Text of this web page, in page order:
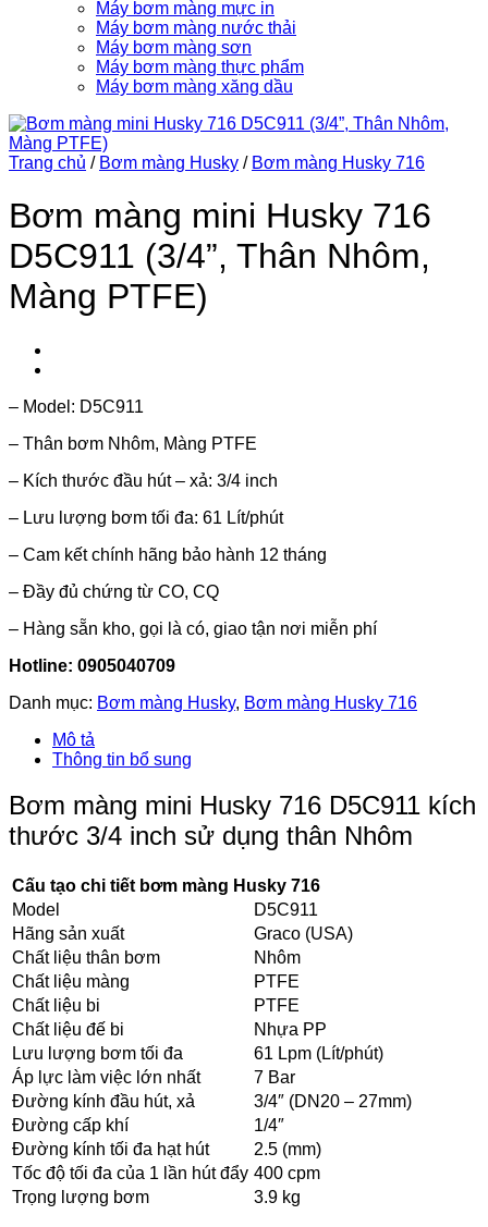
Máy bơm màng mực in
Máy bơm màng nước thải
Máy bơm màng sơn
Máy bơm màng thực phẩm
Máy bơm màng xăng dầu
Trang chủ / Bơm màng Husky / Bơm màng Husky 716
Bơm màng mini Husky 716
D5C911 (3/4”, Thân Nhôm,
Màng PTFE)
– Model: D5C911
– Thân bơm Nhôm, Màng PTFE
– Kích thước đầu hút – xả: 3/4 inch
– Lưu lượng bơm tối đa: 61 Lít/phút
– Cam kết chính hãng bảo hành 12 tháng
– Đầy đủ chứng từ CO, CQ
– Hàng sẵn kho, gọi là có, giao tận nơi miễn phí
Hotline: 0905040709
Danh mục: Bơm màng Husky, Bơm màng Husky 716
Mô tả
Thông tin bổ sung
Bơm màng mini Husky 716 D5C911 kích
thước 3/4 inch sử dụng thân Nhôm
Cấu tạo chi tiết bơm màng Husky 716
Model
D5C911
Hãng sản xuất
Graco (USA)
Chất liệu thân bơm
Nhôm
Chất liệu màng
PTFE
Chất liệu bi
PTFE
Chất liệu đế bi
Nhựa PP
Lưu lượng bơm tối đa
61 Lpm (Lít/phút)
Áp lực làm việc lớn nhất
7 Bar
Đường kính đầu hút, xả
3/4″ (DN20 – 27mm)
Đường cấp khí
1/4″
Đường kính tối đa hạt hút
2.5 (mm)
Tốc độ tối đa của 1 lần hút đẩy 400 cpm
Trọng lượng bơm
3.9 kg